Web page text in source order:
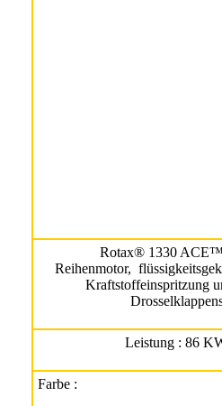
Rotax® 1330
Reihenmotor,
Kraftstoffeinspritzung
Leistung : 86
Farbe :